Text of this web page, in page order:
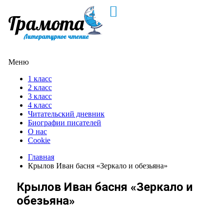
Меню
1 класс
2 класс
3 класс
4 класс
Читательский дневник
Биографии писателей
О нас
Cookie
Главная
Крылов Иван басня «Зеркало и обезьяна»
Крылов Иван басня «Зеркало и
обезьяна»